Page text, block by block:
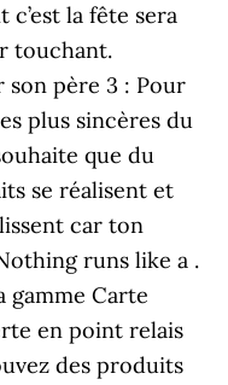
la fête sera
touchant.
son père 3 : Pour
plus sincères du
que du
se réalisent et
car ton
runs like a .
gamme Carte
en point relais
des produits